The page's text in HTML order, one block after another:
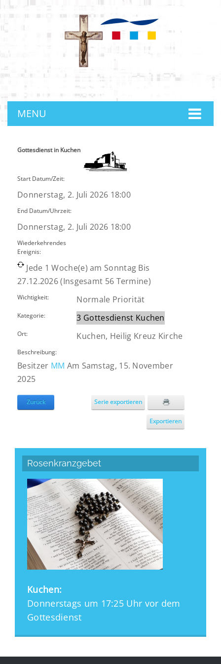
MENU
Gottesdienst in Kuchen
Start Datum/Zeit:
Donnerstag, 2. Juli 2026 18:00
End Datum/Uhrzeit:
Donnerstag, 2. Juli 2026 18:00
Wiederkehrendes
Ereignis:
Jede 1 Woche(e) am Sonntag Bis
27.12.2026 (Insgesamt 56 Termine)
Wichtigkeit: Normale Priorität
Kategorie: 3 Gottesdienst Kuchen
Ort: Kuchen, Heilig Kreuz Kirche
Beschreibung:
Besitzer MM Am Samstag, 15. November
2025
Zurück Serie exportieren
Exportieren
Rosenkranzgebet
Kuchen:
Donnerstags um 17:25 Uhr vor dem
Gottesdienst